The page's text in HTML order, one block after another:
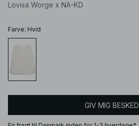
Lovisa Worge x NA-KD
Farve: Hvid
GIV MIG BESKED